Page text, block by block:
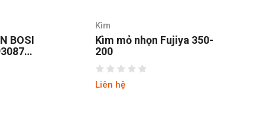
BOSI
Kìm
Kìm mỏ nhọn Fujiya 350-
200
Liên hệ